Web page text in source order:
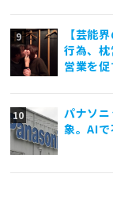
【芸能
行為、
営業を
パナソ
象。AIで